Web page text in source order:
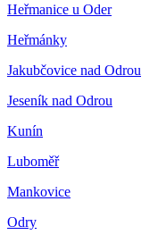
Heřmanice u Oder
Heřmánky
Jakubčovice nad Odrou
Jeseník nad Odrou
Kunín
Luboměř
Mankovice
Odry